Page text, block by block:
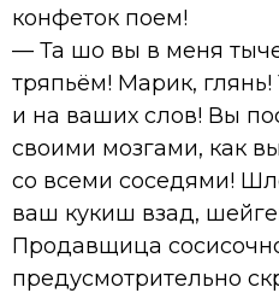
конфеток поем!
— Та шо вы в меня
тряпьём! Марик, глянь!
и на ваших слов! Вы
своими мозгами, как
со всеми соседями!
ваш кукиш взад,
Продавщица
предусмотрительно